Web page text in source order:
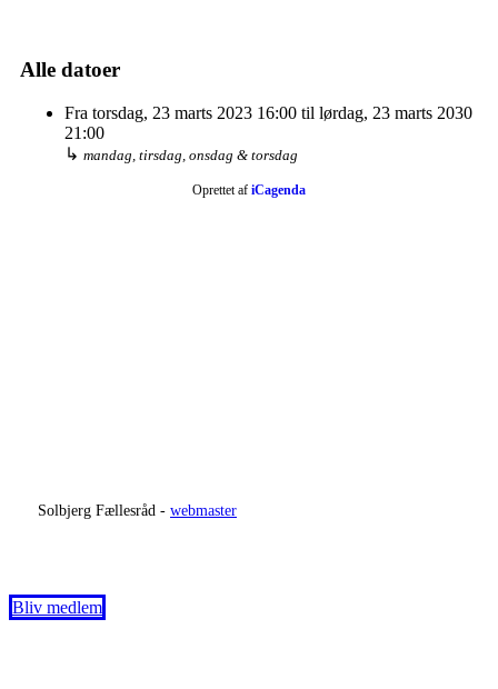
Alle datoer
Fra torsdag, 23 marts 2023 16:00 til lørdag, 23 marts 2030
21:00
↳ mandag, tirsdag, onsdag & torsdag
Oprettet af iCagenda
Solbjerg Fællesråd - webmaster
Bliv medlem